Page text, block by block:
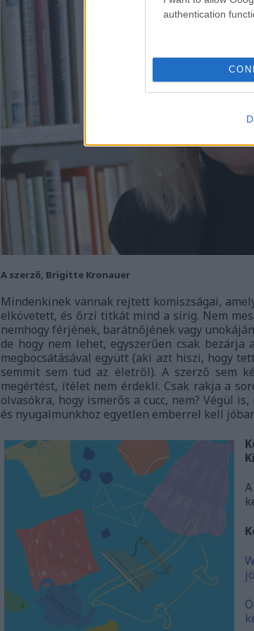
authentication
A szerző, Brigitte Kronauer
Mindenkinek vannak rejtett komiszságai,
elkövetett, és őrzi titkát mind a sírig. Nem
nemhogy férjének, barátnőjének vagy
de hogy nem lehet, egyszerűen csak
megbocsátásával együtt (aki azt hiszi, hogy
semmit sem tud az életről). A szerző sem
megértést, ítélet nem érdekli. Csak rakja a
olvasókra, hogy ismerős a cucc, nem? Végül
és nyugalmunkhoz egyetlen emberrel kell